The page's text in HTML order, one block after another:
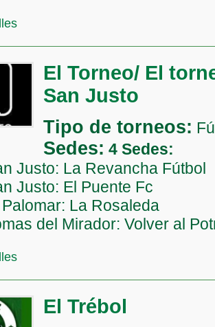
El Torneo/ El
San Justo
Tipo de torneos:
Sedes: 4 Sedes:
Justo: La Revancha Fútbol
Justo: El Puente Fc
La Rosaleda
del Mirador: Volver al
El Trébol